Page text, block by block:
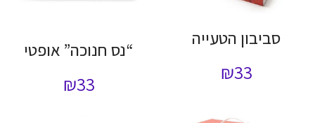
סביבון הטעייה
₪33
“נס חנוכה” אופטי
₪33